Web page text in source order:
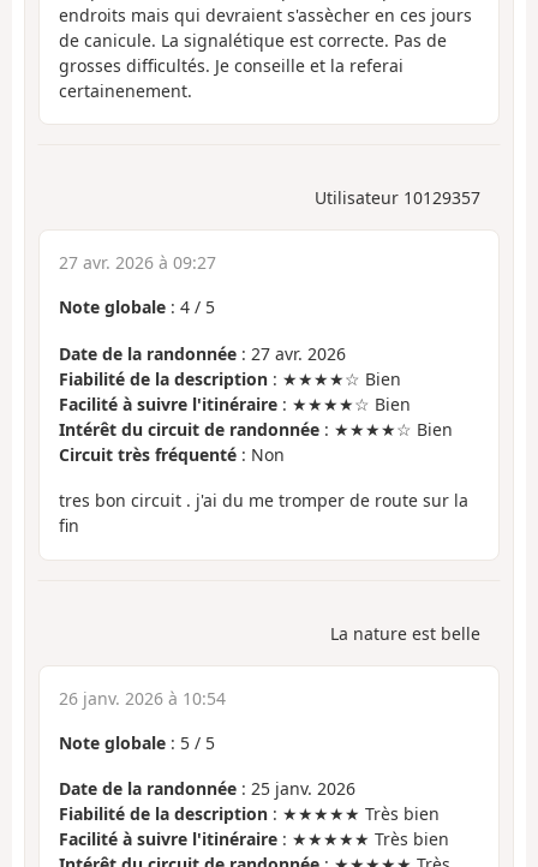
endroits mais qui devraient s'assècher en ces jours
de canicule. La signalétique est correcte. Pas de
grosses difficultés. Je conseille et la referai
certainenement.
Utilisateur 10129357
27 avr. 2026 à 09:27
Note globale : 4 / 5
Date de la randonnée : 27 avr. 2026
Fiabilité de la description : ★★★★☆ Bien
Facilité à suivre l'itinéraire : ★★★★☆ Bien
Intérêt du circuit de randonnée : ★★★★☆ Bien
Circuit très fréquenté : Non
tres bon circuit . j'ai du me tromper de route sur la
fin
La nature est belle
26 janv. 2026 à 10:54
Note globale : 5 / 5
Date de la randonnée : 25 janv. 2026
Fiabilité de la description : ★★★★★ Très bien
Facilité à suivre l'itinéraire : ★★★★★ Très bien